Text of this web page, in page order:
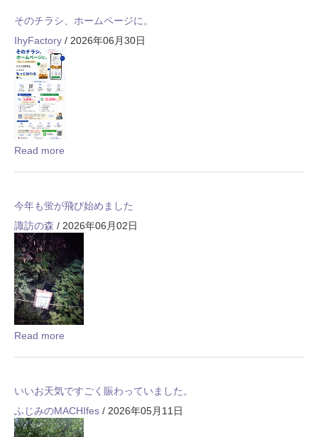
そのチラシ、ホームページに。
IhyFactory / 2026年06月30日
Read more
今年も蛍が飛び始めました
諏訪の森 / 2026年06月02日
Read more
いいお天気ですごく賑わっていました。
ふじみのMACHIfes / 2026年05月11日